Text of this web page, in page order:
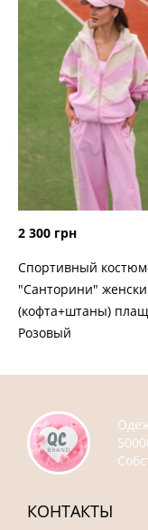
2 300 грн
Спортивный
"Санторини"
(кофта+штаны)
Розовый
КОНТАКТЫ